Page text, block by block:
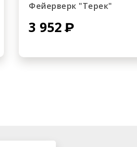
Фейерверк "Терек"
3 952